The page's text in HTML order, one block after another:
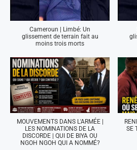
Cameroun | Limbé: Un
glissement de terrain fait au
moins trois morts
MOUVEMENTS DANS L'ARMÉE |
LES NOMINATIONS DE LA
DISCORDE | QUI DE BIYA OU
NGOH NGOH QUI A NOMMÉ?
SE